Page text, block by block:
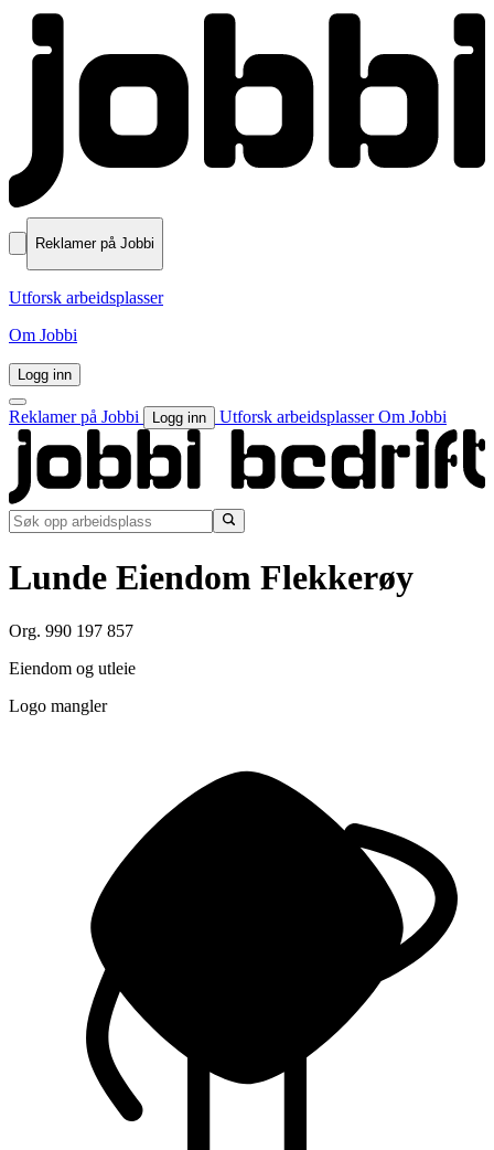
Reklamer på Jobbi
Utforsk arbeidsplasser
Om Jobbi
Logg inn
Reklamer på Jobbi Logg inn Utforsk arbeidsplasserOm Jobbi
Lunde Eiendom Flekkerøy
Org. 990 197 857
Eiendom og utleie
Logo mangler